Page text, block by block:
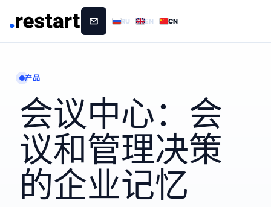
RU EN CN
产品
会议中心：会
议和管理决策
的企业记忆